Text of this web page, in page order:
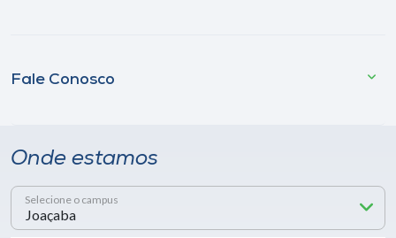
Fale Conosco
Onde estamos
Selecione o campus